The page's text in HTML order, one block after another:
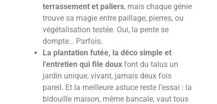
terrassement et paliers, mais chaque génie
trouve sa magie entre paillage, pierres, ou
végétalisation testée. Oui, la pente se
dompte… Parfois.
La plantation futée, la déco simple et
l’entretien qui file doux font du talus un
jardin unique, vivant, jamais deux fois
pareil. Et la meilleure astuce reste l’essai : la
bidouille maison, même bancale, vaut tous